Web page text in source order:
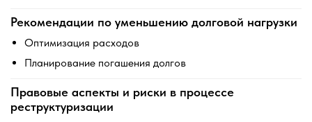
Рекомендации по уменьшению долговой нагрузки
Оптимизация расходов
Планирование погашения долгов
Правовые аспекты и риски в процессе
реструктуризации